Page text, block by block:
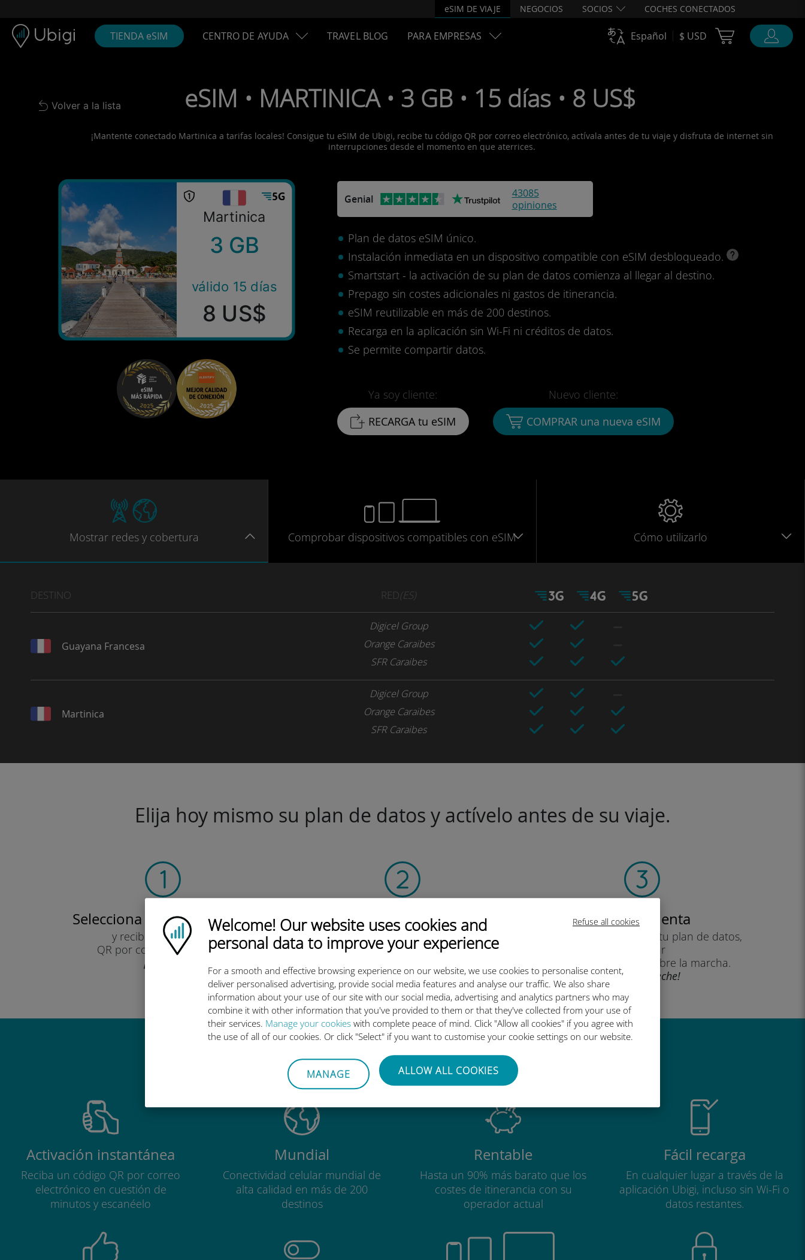
Refuse all cookies
Ubigi logo
Welcome! Our website uses cookies and
personal data to improve your experience
For a smooth and effective browsing experience on our website, we use cookies to personalise content,
deliver personalised advertising, provide social media features and analyse our traffic. We also share
information about your use of our site with our social media, advertising and analytics partners who may
combine it with other information that you've provided to them or that they've collected from your use of
their services. Manage your cookies with complete peace of mind. Click "Allow all cookies" if you agree with
the use of all of our cookies. Or click "Select" if you want to customise your cookie settings on our website.
MANAGE ALLOW ALL COOKIES
eSIM DE VIAJE NEGOCIOS SOCIOS COCHES CONECTADOS
TIENDA eSIM CENTRO DE AYUDA TRAVEL BLOG PARA EMPRESAS Español $ USD Cart Ubigi
Back to list
Volver a la lista eSIM • MARTINICA • 3 GB • 15 días • 8 US$
¡Mantente conectado Martinica a tarifas locales! Consigue tu eSIM de Ubigi, recibe tu código QR por correo electrónico, actívala antes de tu viaje y disfruta de internet sin
interrupciones desde el momento en que aterrices.
Martinica
3 GB
válido 15 días
8 US$
Genial
43085
opiniones
Plan de datos eSIM único.
Instalación inmediata en un dispositivo compatible con eSIM desbloqueado.
Smartstart - la activación de su plan de datos comienza al llegar al destino.
Prepago sin costes adicionales ni gastos de itinerancia.
eSIM reutilizable en más de 200 destinos.
Recarga en la aplicación sin Wi-Fi ni créditos de datos.
Se permite compartir datos.
Ya soy cliente:
RECARGA tu eSIM
Nuevo cliente:
COMPRAR una nueva eSIM
Mostrar redes y cobertura Comprobar dispositivos compatibles con eSIM Cómo utilizarlo
DESTINO RED(ES)
Guayana Francesa
Digicel Group
Orange Caraibes
SFR Caraibes
Martinica
Digicel Group
Orange Caraibes
SFR Caraibes
Elija hoy mismo su plan de datos y actívelo antes de su viaje.
Selecciona tu plan de datos
y recibirás un código
QR por correo electrónico.
¡Rápido!
Flashear
el código QR
para activar el plan de datos
e instalar la Ubigi eSIM.
¡Simple!
Crea tu cuenta
para empezar a utilizar tu plan de datos,
consultar
tu saldo y recargar sobre la marcha.
¡Que aproveche!
Por qué es tan buena la eSIM internacional de Ubigi
Activación instantánea
Reciba un código QR por correo
electrónico en cuestión de
minutos y escanéelo
Mundial
Conectividad celular mundial de
alta calidad en más de 200
destinos
Rentable
Hasta un 90% más barato que los
costes de itinerancia con su
operador actual
Fácil recarga
En cualquier lugar a través de la
aplicación Ubigi, incluso sin Wi-Fi o
datos restantes.